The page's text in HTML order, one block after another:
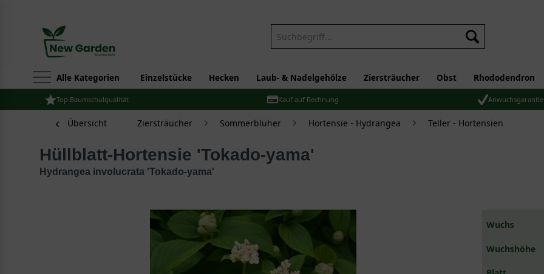
Alle Kategorien Einzelstücke Hecken Laub- & Nadelgehölze Ziersträucher Obst Rhododendron
Top Baumschulqualität Kauf auf Rechnung Anwuchsgarantie
Übersicht Ziersträucher Sommerblüher Hortensie - Hydrangea Teller - Hortensien
Hüllblatt-Hortensie 'Tokado-yama'
Hydrangea involucrata 'Tokado-yama'
Wuchs
Wuchshöhe